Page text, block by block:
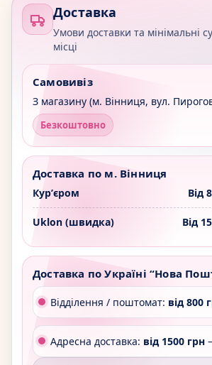
Доставка
Умови доставки та мінімальні
місці
Самовивіз
З магазину (м. Вінниця, вул.
Безкоштовно
Доставка по м. Вінниця
Курʼєром Від
Uklon (швидка) Від
Доставка по Україні “Нова
Відділення / поштомат: від 800
Адресна доставка: від 1500 грн